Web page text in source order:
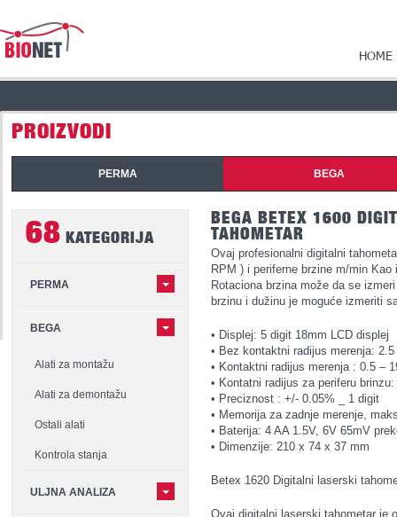
HOME
PROIZVODI
PERMA BEGA
68 KATEGORIJA
PERMA
BEGA
Alati za montažu
Alati za demontažu
Ostali alati
Kontrola stanja
ULJNA ANALIZA
BEGA BETEX 1600
TAHOMETAR
Ovaj profesionalni digitalni
RPM ) i periferne brzine m/min
Rotaciona brzina može da se
brzinu i dužinu je moguće izmeriti
• Displej: 5 digit 18mm LCD displej
• Bez kontaktni radijus merenja:
• Kontaktni radijus merenja : 0.5 –
• Kontatni radijus za periferu
• Preciznost : +/- 0.05% _ 1 digit
• Memorija za zadnje merenje,
• Baterija: 4 AA 1.5V, 6V 65mV
• Dimenzije: 210 x 74 x 37 mm
Betex 1620 Digitalni laserski
Ovaj digitalni laserski tahometar je